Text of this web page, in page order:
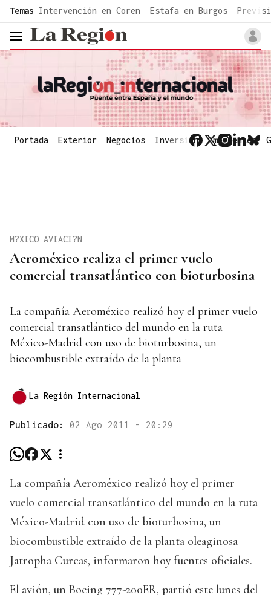
common.go-to-content
Temas Intervención en Coren Estafa en Burgos
header.menu.open
Portada Exterior Negocios Inversión Emergentes
Aeroméxico realiza el primer vuelo
comercial transatlántico con bioturbosina
M?XICO AVIACI?N
La compañía Aeroméxico realizó hoy el primer vuelo
comercial transatlántico del mundo en la ruta
México-Madrid con uso de bioturbosina, un
biocombustible extraído de la planta
La Región Internacional
Publicado: 02 Ago 2011 - 20:29
La compañía Aeroméxico realizó hoy el primer
vuelo comercial transatlántico del mundo en la ruta
México-Madrid con uso de bioturbosina, un
biocombustible extraído de la planta oleaginosa
Jatropha Curcas, informaron hoy fuentes oficiales.
El avión, un Boeing 777-200ER, partió este lunes del